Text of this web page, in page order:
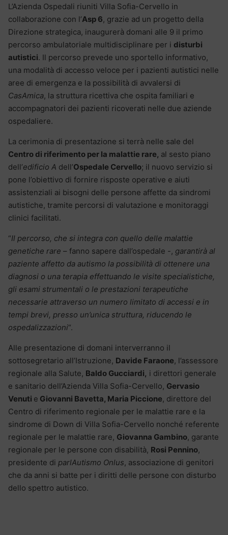
L’Azienda Ospedali riuniti Villa Sofia-Cervello in
collaborazione con l’Asp 6, grazie ad un progetto della
Direzione strategica, inaugurerà domani alle 9 il primo
percorso ambulatoriale multidisciplinare per i disturbi
autistici. Il percorso prevede uno sportello informativo,
una modalità di accesso veloce per i pazienti autistici nelle
aree di emergenza e la possibilità di avvalersi di
CasAmica, la struttura ricettiva che ospita familiari e
accompagnatori dei pazienti ricoverati nelle due aziende
ospedaliere.
La cerimonia di presentazione si terrà nelle sale del
Centro di riferimento per la malattie rare, al sesto piano
dell’edificio A dell’Ospedale Cervello; il nuovo servizio si
pone l’obiettivo di fornire risposte operative e aiuti
assistenziali ai bisogni delle persone affette da sindromi
autistiche, tramite percorsi di valutazione e monitoraggi
clinici facilitati.
“Il percorso, che si integra con quello delle malattie
genetiche rare – fanno sapere dall’ospedale -, garantirà al
paziente affetto da autismo la possibilità di ottenere una
diagnosi o una terapia effettuando le visite specialistiche,
gli esami strumentali o le prestazioni terapeutiche
necessarie attraverso un numero limitato di accessi e in
tempi brevi, presso un’unica struttura, riducendo le
ospedalizzazioni“.
Alle presentazione di domani interverranno il
sottosegretario all’Istruzione, Davide Faraone, l’assessore
regionale alla Salute, Baldo Gucciardi, i direttori generale
e sanitario dell’Azienda Villa Sofia-Cervello, Gervasio
Venuti e Giovanni Bavetta, Maria Piccione, direttore del
Centro di riferimento regionale per le malattie rare e la
sindrome di Down di Villa Sofia-Cervello nonché referente
regionale per le malattie rare, Giovanna Gambino, garante
regionale per le persone con disabilità, Rosi Pennino,
presidente di parlAutismo Onlus, associazione di genitori
che da anni si batte per i diritti delle persone con disturbo
dello spettro autistico.